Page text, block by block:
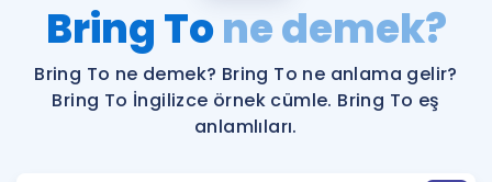
ÜYE DEĞİLİM
Katılımcı Görüşleri
Faydalı Araçlar
Bring Tone demek?
Bring To ne demek? Bring To ne anlama gelir?
Bring To İngilizce örnek cümle. Bring To eş
anlamlıları.